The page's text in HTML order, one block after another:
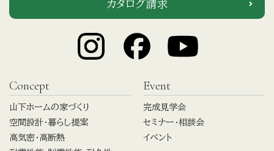
カタログ請求
Concept
山下ホームの家づくり
空間設計・暮らし提案
高気密・高断熱
Event
完成見学会
セミナー・相談会
イベント